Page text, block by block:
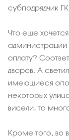
субподрядчик
Что еще
администрации
оплату?
дворов. А
имеющиеся
некоторых
висели, то
Кроме того, во